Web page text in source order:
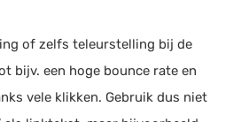
of zelfs teleurstelling bij de
bijv. een hoge bounce rate en
vele klikken. Gebruik dus niet